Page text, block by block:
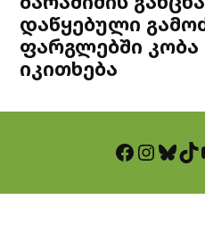
დაწყებული
ფარგლებში კობა
იკითხება
Facebook InstagramBluesky TikTok